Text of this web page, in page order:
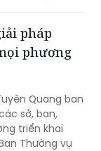
pháp
phương
Quang ban
sở, ban,
triển khai
Thường vụ